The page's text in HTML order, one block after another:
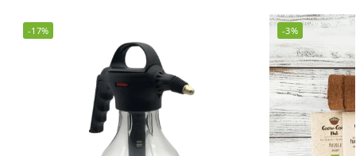
-17% -3%